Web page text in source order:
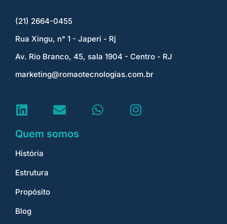
(21) 2664-0455
Rua Xingu, n° 1 - Japeri - Rj
Av. Rio Branco, 45, sala 1904 - Centro - RJ
marketing@romaotecnologias.com.br
Quem somos
História
Estrutura
Propósito
Blog